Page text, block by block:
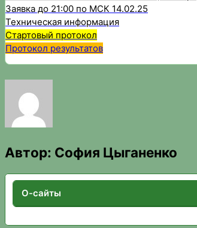
Заявка до 21:00 по МСК 14.02.25
Техническая информация
Стартовый протокол
Протокол результатов
Автор: София Цыганенко
О-сайты